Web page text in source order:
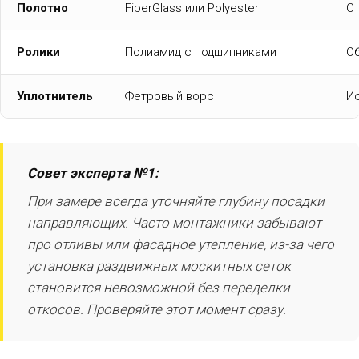
Полотно FiberGlass или Polyester
Ролики Полиамид с подшипниками
Уплотнитель Фетровый ворс
Совет эксперта №1:
При замере всегда уточняйте глубину посадки
направляющих. Часто монтажники забывают
про отливы или фасадное утепление, из-за чего
установка раздвижных москитных сеток
становится невозможной без переделки
откосов. Проверяйте этот момент сразу.